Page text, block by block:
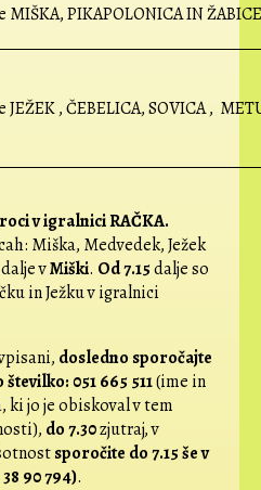
PIKAPOLONICA IN
, ČEBELICA, SOVICA ,
v igralnici RAČKA.
Miška, Medvedek, Ježek
dalje vMiški. Od 7.15dalje so
in Ježku v igralnici
dosledno sporočajte
051 665 511(ime in
jo je obiskoval v tem
do 7.30zjutraj, v
sporočite do 7.15 še v
90 794).